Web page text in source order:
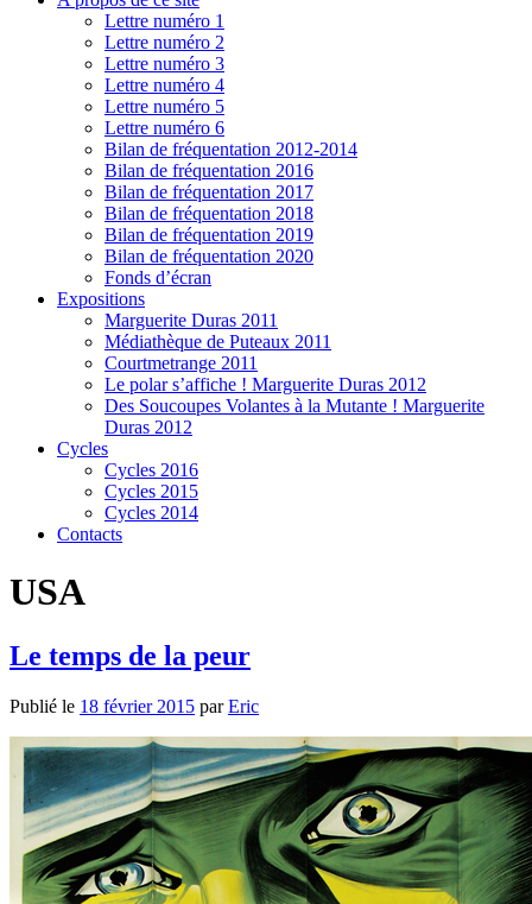
Lettre numéro 1
Lettre numéro 2
Lettre numéro 3
Lettre numéro 4
Lettre numéro 5
Lettre numéro 6
Bilan de fréquentation 2012-2014
Bilan de fréquentation 2016
Bilan de fréquentation 2017
Bilan de fréquentation 2018
Bilan de fréquentation 2019
Bilan de fréquentation 2020
Fonds d’écran
Expositions
Marguerite Duras 2011
Médiathèque de Puteaux 2011
Courtmetrange 2011
Le polar s’affiche ! Marguerite Duras 2012
Des Soucoupes Volantes à la Mutante ! Marguerite
Duras 2012
Cycles
Cycles 2016
Cycles 2015
Cycles 2014
Contacts
USA
Le temps de la peur
Publié le 18 février 2015 parEric